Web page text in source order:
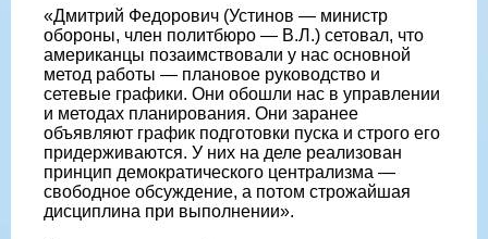
«Дмитрий Федорович (Устинов — министр
обороны, член политбюро — В.Л.) сетовал, что
американцы позаимствовали у нас основной
метод работы — плановое руководство и
сетевые графики. Они обошли нас в управлении
и методах планирования. Они заранее
объявляют график подготовки пуска и строго его
придерживаются. У них на деле реализован
принцип демократического централизма —
свободное обсуждение, а потом строжайшая
дисциплина при выполнении».